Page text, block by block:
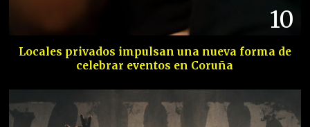
10
Locales privados impulsan una nueva forma de
celebrar eventos en Coruña